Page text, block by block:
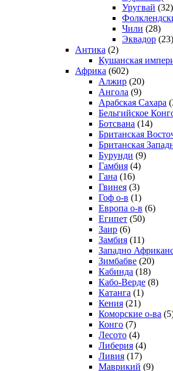
Уругвай (32)
Чили (28)
Эквадор (23)
Антика (2)
Кушанская
Африка (602)
Алжир (20)
Ангола (9)
Арабская Сахара
Бельгийское
Ботсвана (14)
Британская
Британская
Бурунди (9)
Гамбия (4)
Гана (16)
Гвинея (3)
Гоф о-в (1)
Европа о-в (6)
Египет (50)
Заир (6)
Замбия (11)
Западно
Зимбабве (20)
Кабинда (18)
Кабо-Верде (8)
Катанга (1)
Кения (21)
Коморcкие о-ва
Конго (7)
Лесото (4)
Либерия (4)
Ливия (17)
Маврикий (9)